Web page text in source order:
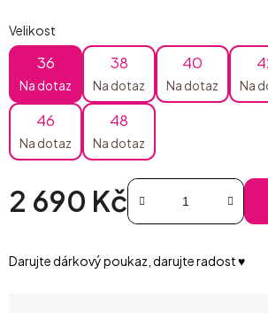
Velikost
36
Na dotaz
38
Na dotaz
40
Na dotaz Na
46
Na dotaz
48
Na dotaz
2 690 Kč
Darujte dárkový poukaz, darujte radost ♥️